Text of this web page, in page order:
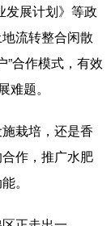
发展计划》等政
流转整合闲散
”合作模式，有效
题。
栽培，还是香
作，推广水肥
。